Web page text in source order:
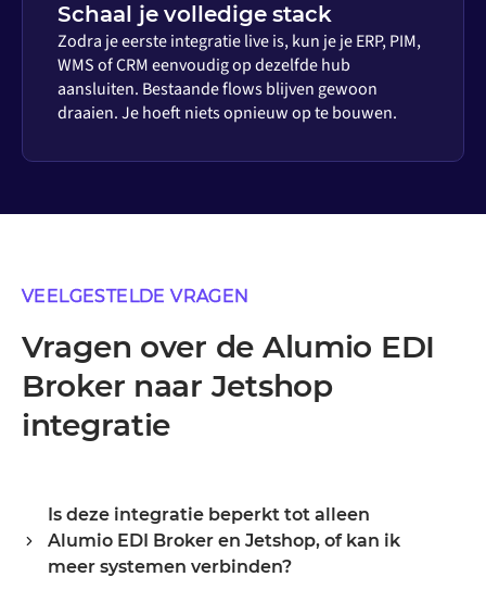
Schaal je volledige stack
Zodra je eerste integratie live is, kun je je ERP, PIM,
WMS of CRM eenvoudig op dezelfde hub
aansluiten. Bestaande flows blijven gewoon
draaien. Je hoeft niets opnieuw op te bouwen.
VEELGESTELDE VRAGEN
Vragen over de Alumio EDI
Broker naar Jetshop
integratie
Is deze integratie beperkt tot alleen
Alumio EDI Broker en Jetshop, of kan ik
meer systemen verbinden?